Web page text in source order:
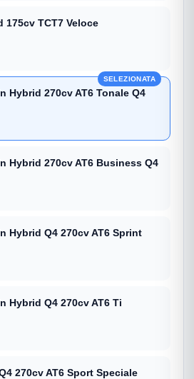
175cv TCT7 Veloce
Hybrid 270cv AT6 Tonale Q4
SELEZIONATA
Hybrid 270cv AT6 Business Q4
Hybrid Q4 270cv AT6 Sprint
Hybrid Q4 270cv AT6 Ti
270cv AT6 Sport Speciale